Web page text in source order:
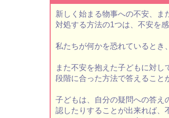
新しく始まる物事への不安、ま
対処する方法の1つは、不安を
私たちが何かを恐れているとき
また不安を抱えた子どもに対
段階に合った方法で答えること
子どもは、自分の疑問への答え
認したりすることが出来れば、